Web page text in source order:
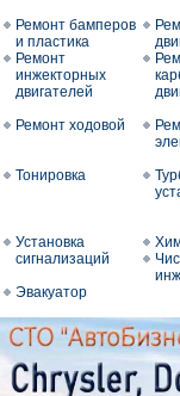
Ремонт бамперов
и пластика
Ремонт
инжекторных
двигателей
Ремонт ходовой
Тонировка
Установка
сигнализаций
Эвакуатор